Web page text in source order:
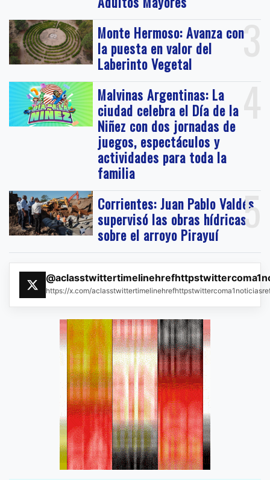
3
Monte Hermoso: Avanza con
la puesta en valor del
Laberinto Vegetal
4
Malvinas Argentinas: La
ciudad celebra el Día de la
Niñez con dos jornadas de
juegos, espectáculos y
actividades para toda la
familia
5
Corrientes: Juan Pablo Valdés
supervisó las obras hídricas
sobre el arroyo Pirayuí
https://x.com/